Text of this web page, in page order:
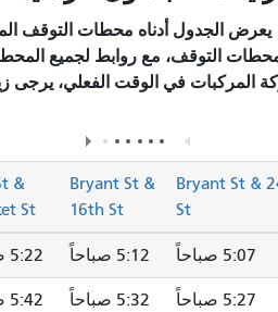
المختارة والخدمة المخطط لها.
المحطات للاطلاع على تفاصيل كل
يرجى زيارة قسم"محطات التوقف/
7th St &
Market St
Leavenworth St
& Sutter St
5:22 صباحاً 5:28 صباحاً
5:42 صباحاً 5:48 صباحاً